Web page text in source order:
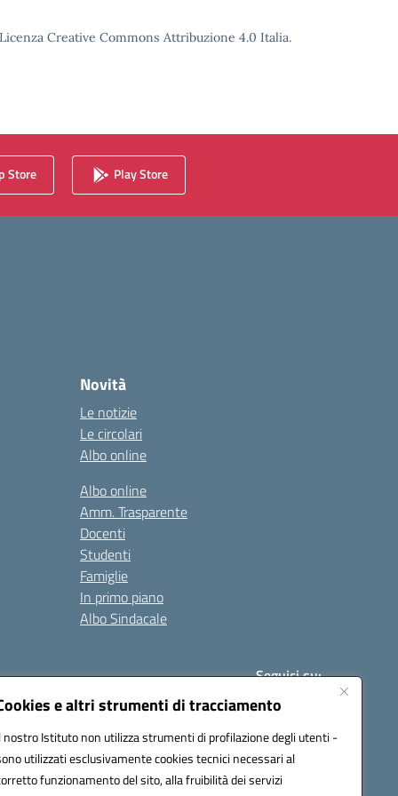
e altri strumenti di tracciamento
nostro Istituto non utilizza strumenti di profilazione degli utenti -
utilizzati esclusivamente cookies tecnici necessari al
funzionamento del sito, alla fruibilità dei servizi
Creative Commons Attribuzione 4.0 Italia.
Store Play Store
Novità
Le notizie
Le circolari
Albo online
Albo online
Amm. Trasparente
Docenti
Studenti
Famiglie
In primo piano
Albo Sindacale
Seguici su:
paic840008@pec.istruzione.it